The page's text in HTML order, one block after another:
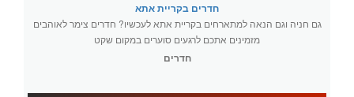
חדרים בקריית אתא
גם חניה וגם הנאה למתארחים בקריית אתא לעכשיו? חדרים צימר לאוהבים
מזמינים אתכם לרגעים סוערים במקום שקט
חדרים